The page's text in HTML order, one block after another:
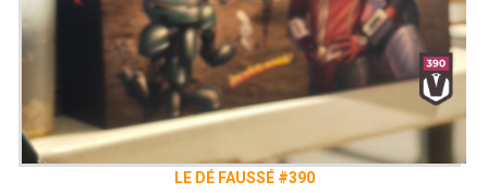
LE DÉ FAUSSÉ #390